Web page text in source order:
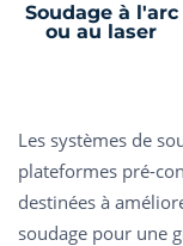
Soudage à l'arc
ou au laser
Les systèmes de
plateformes pré-
destinées à
soudage pour une